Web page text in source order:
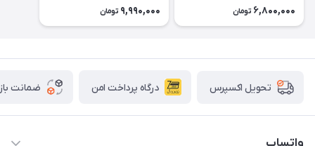
کامل با تمام تجهیزات رنگ
مشکی
6,800,000 تومان 9,990,000 تومان
تحویل اکسپرس درگاه پرداخت امن ضمانت
واتساپ